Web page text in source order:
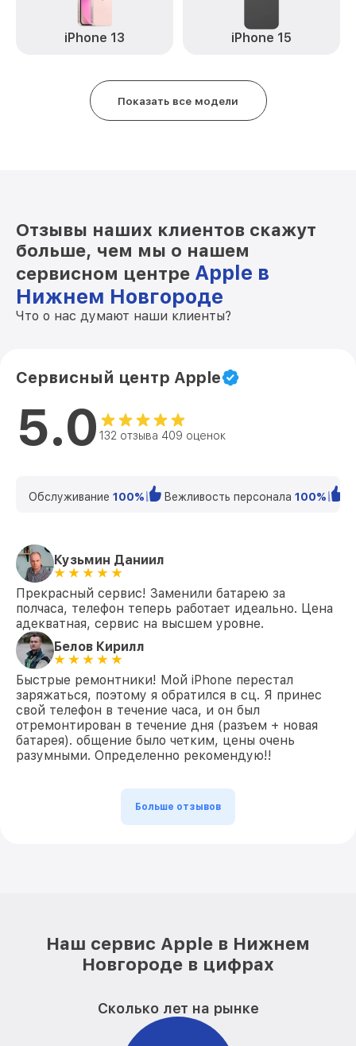
iPhone 13 iPhone 15
Показать все модели
Отзывы наших клиентов скажут
больше, чем мы о нашем
сервисном центре Apple в
Нижнем Новгороде
Что о нас думают наши клиенты?
Сервисный центр Apple
5.0 132 отзыва 409 оценок
Обслуживание 100% Вежливость персонала 100%
Кузьмин Даниил
Прекрасный сервис! Заменили батарею за
полчаса, телефон теперь работает идеально. Цена
адекватная, сервис на высшем уровне.
Белов Кирилл
Быстрые ремонтники! Мой iPhone перестал
заряжаться, поэтому я обратился в сц. Я принес
свой телефон в течение часа, и он был
отремонтирован в течение дня (разъем + новая
батарея). общение было четким, цены очень
разумными. Определенно рекомендую!!
Больше отзывов
Наш сервис Apple в Нижнем
Новгороде в цифрах
Сколько лет на рынке